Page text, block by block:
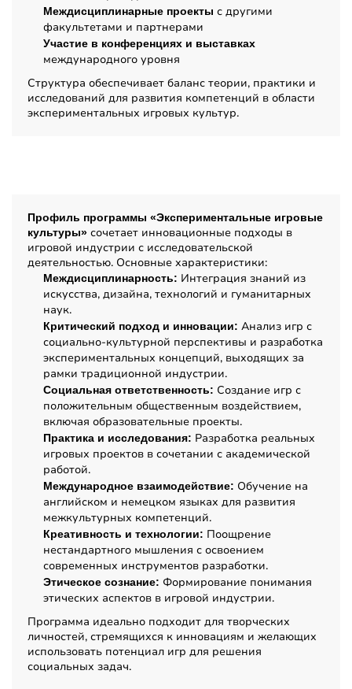
Междисциплинарные проекты с другими
факультетами и партнерами
Участие в конференциях и выставках
международного уровня
Структура обеспечивает баланс теории, практики и
исследований для развития компетенций в области
экспериментальных игровых культур.
Профиль программы «Экспериментальные игровые
культуры» сочетает инновационные подходы в
игровой индустрии с исследовательской
деятельностью. Основные характеристики:
Междисциплинарность: Интеграция знаний из
искусства, дизайна, технологий и гуманитарных
наук.
Критический подход и инновации: Анализ игр с
социально-культурной перспективы и разработка
экспериментальных концепций, выходящих за
рамки традиционной индустрии.
Социальная ответственность: Создание игр с
положительным общественным воздействием,
включая образовательные проекты.
Практика и исследования: Разработка реальных
игровых проектов в сочетании с академической
работой.
Международное взаимодействие: Обучение на
английском и немецком языках для развития
межкультурных компетенций.
Креативность и технологии: Поощрение
нестандартного мышления с освоением
современных инструментов разработки.
Этическое сознание: Формирование понимания
этических аспектов в игровой индустрии.
Программа идеально подходит для творческих
личностей, стремящихся к инновациям и желающих
использовать потенциал игр для решения
социальных задач.